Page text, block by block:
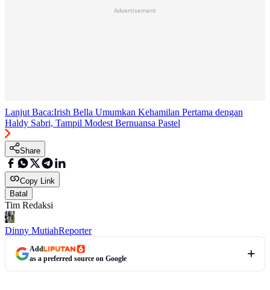
Advertisement
Lanjut Baca:Irish Bella Umumkan Kehamilan Pertama dengan
Haldy Sabri, Tampil Modest Bernuansa Pastel
Share
Copy Link
Batal
Tim Redaksi
Dinny MutiahReporter
Add
as a preferred source on Google